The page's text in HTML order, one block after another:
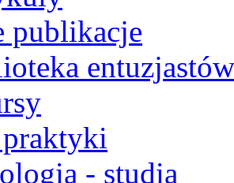
publikacje
- studia